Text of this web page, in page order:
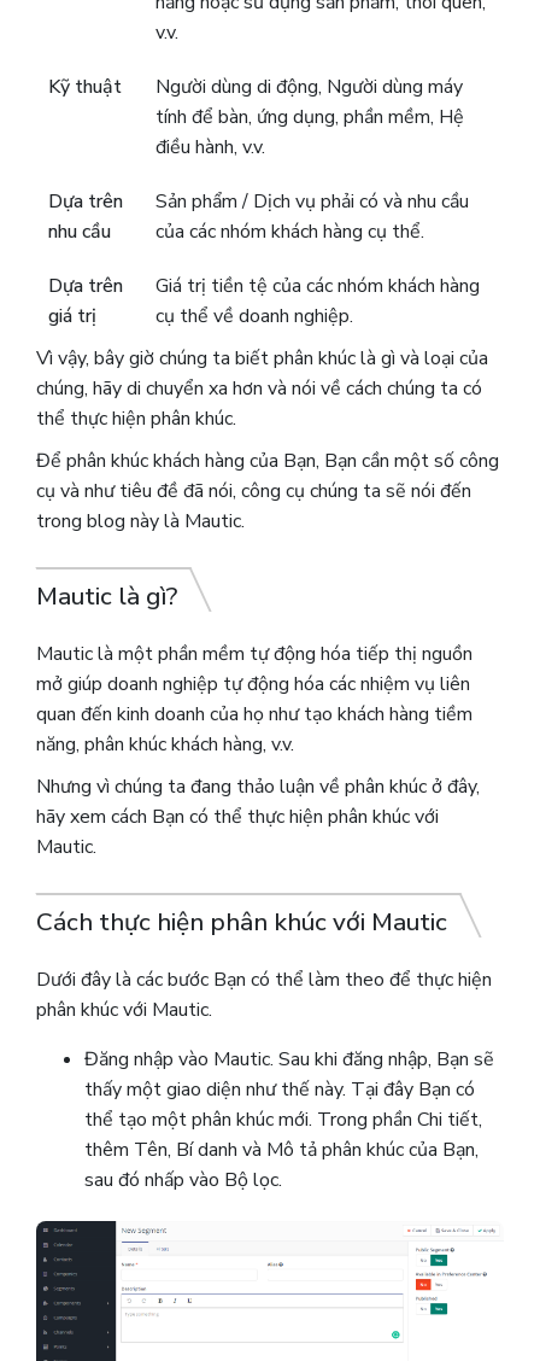
v.v.
Kỹ thuật
Người dùng di động, Người dùng máy
tính để bàn, ứng dụng, phần mềm, Hệ
điều hành, v.v.
Dựa trên
nhu cầu
Sản phẩm / Dịch vụ phải có và nhu cầu
của các nhóm khách hàng cụ thể.
Dựa trên
giá trị
Giá trị tiền tệ của các nhóm khách hàng
cụ thể về doanh nghiệp.
Vì vậy, bây giờ chúng ta biết phân khúc là gì và loại của
chúng, hãy di chuyển xa hơn và nói về cách chúng ta có
thể thực hiện phân khúc.
Để phân khúc khách hàng của Bạn, Bạn cần một số công
cụ và như tiêu đề đã nói, công cụ chúng ta sẽ nói đến
trong blog này là Mautic.
Mautic là gì?
Mautic là một phần mềm tự động hóa tiếp thị nguồn
mở giúp doanh nghiệp tự động hóa các nhiệm vụ liên
quan đến kinh doanh của họ như tạo khách hàng tiềm
năng, phân khúc khách hàng, v.v.
Nhưng vì chúng ta đang thảo luận về phân khúc ở đây,
hãy xem cách Bạn có thể thực hiện phân khúc với
Mautic.
Cách thực hiện phân khúc với Mautic
Dưới đây là các bước Bạn có thể làm theo để thực hiện
phân khúc với Mautic.
Đăng nhập vào Mautic. Sau khi đăng nhập, Bạn sẽ
thấy một giao diện như thế này. Tại đây Bạn có
thể tạo một phân khúc mới. Trong phần Chi tiết,
thêm Tên, Bí danh và Mô tả phân khúc của Bạn,
sau đó nhấp vào Bộ lọc.